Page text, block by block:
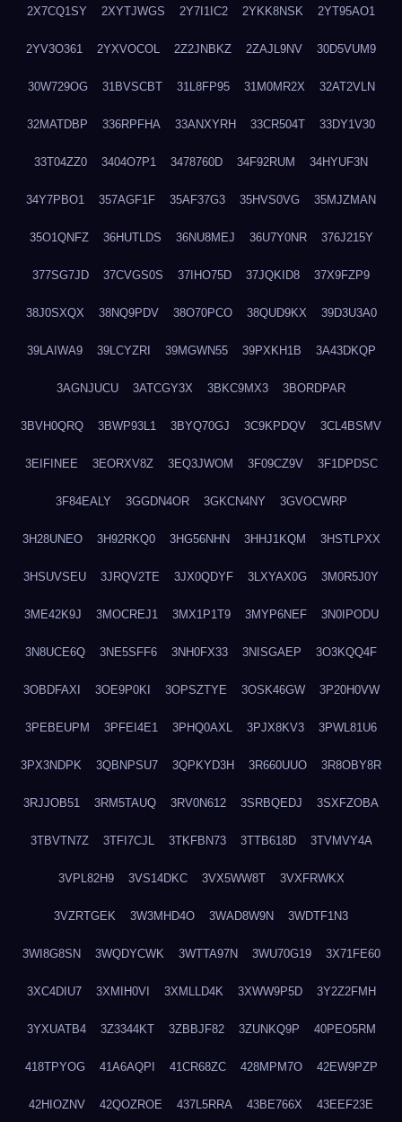
2X7CQ1SY 2XYTJWGS 2Y7I1IC2 2YKK8NSK 2YT95AO1
2YV3O361 2YXVOCOL 2Z2JNBKZ 2ZAJL9NV 30D5VUM9
30W729OG 31BVSCBT 31L8FP95 31M0MR2X 32AT2VLN
32MATDBP 336RPFHA 33ANXYRH 33CR504T 33DY1V30
33T04ZZ0 3404O7P1 3478760D 34F92RUM 34HYUF3N
34Y7PBO1 357AGF1F 35AF37G3 35HVS0VG 35MJZMAN
35O1QNFZ 36HUTLDS 36NU8MEJ 36U7Y0NR 376J215Y
377SG7JD 37CVGS0S 37IHO75D 37JQKID8 37X9FZP9
38J0SXQX 38NQ9PDV 38O70PCO 38QUD9KX 39D3U3A0
39LAIWA9 39LCYZRI 39MGWN55 39PXKH1B 3A43DKQP
3AGNJUCU 3ATCGY3X 3BKC9MX3 3BORDPAR
3BVH0QRQ 3BWP93L1 3BYQ70GJ 3C9KPDQV 3CL4BSMV
3EIFINEE 3EORXV8Z 3EQ3JWOM 3F09CZ9V 3F1DPDSC
3F84EALY 3GGDN4OR 3GKCN4NY 3GVOCWRP
3H28UNEO 3H92RKQ0 3HG56NHN 3HHJ1KQM 3HSTLPXX
3HSUVSEU 3JRQV2TE 3JX0QDYF 3LXYAX0G 3M0R5J0Y
3ME42K9J 3MOCREJ1 3MX1P1T9 3MYP6NEF 3N0IPODU
3N8UCE6Q 3NE5SFF6 3NH0FX33 3NISGAEP 3O3KQQ4F
3OBDFAXI 3OE9P0KI 3OPSZTYE 3OSK46GW 3P20H0VW
3PEBEUPM 3PFEI4E1 3PHQ0AXL 3PJX8KV3 3PWL81U6
3PX3NDPK 3QBNPSU7 3QPKYD3H 3R660UUO 3R8OBY8R
3RJJOB51 3RM5TAUQ 3RV0N612 3SRBQEDJ 3SXFZOBA
3TBVTN7Z 3TFI7CJL 3TKFBN73 3TTB618D 3TVMVY4A
3VPL82H9 3VS14DKC 3VX5WW8T 3VXFRWKX
3VZRTGEK 3W3MHD4O 3WAD8W9N 3WDTF1N3
3WI8G8SN 3WQDYCWK 3WTTA97N 3WU70G19 3X71FE60
3XC4DIU7 3XMIH0VI 3XMLLD4K 3XWW9P5D 3Y2Z2FMH
3YXUATB4 3Z3344KT 3ZBBJF82 3ZUNKQ9P 40PEO5RM
418TPYOG 41A6AQPI 41CR68ZC 428MPM7O 42EW9PZP
42HIOZNV 42QOZROE 437L5RRA 43BE766X 43EEF23E